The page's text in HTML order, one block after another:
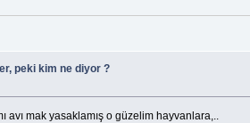
peki kim ne diyor ?
avı mak yasaklamış o güzelim hayvanlara,..